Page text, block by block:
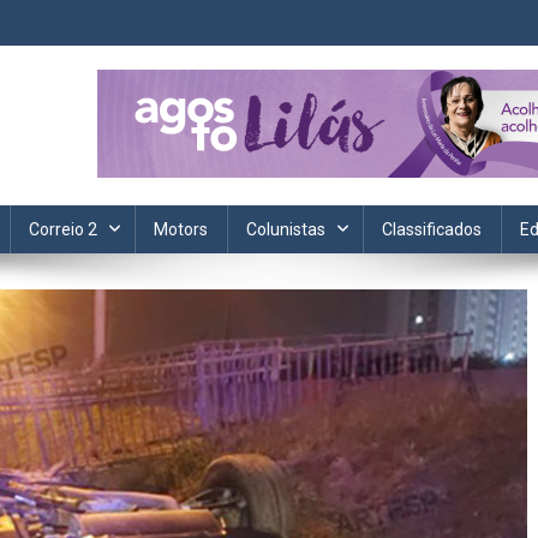
Informação, política, saúde, economia, esportes e cotidiano.
Correio 2 Motors Colunistas Classificados